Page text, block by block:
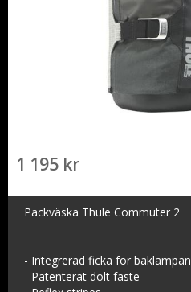
1 195 kr
Packväska Thule Commuter 2
- Integrerad ficka för baklampan
- Patenterat dolt fäste